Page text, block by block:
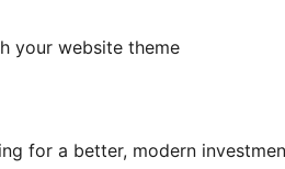
your website theme
for a better, modern